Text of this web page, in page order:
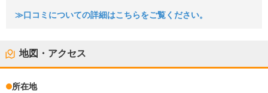
≫口コミについての詳細はこちらをご覧ください。
地図・アクセス
所在地